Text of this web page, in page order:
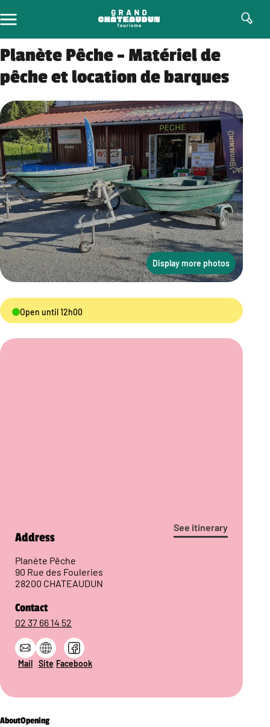
to
content
Planète Pêche – Matériel de
pêche et location de barques
Display more photos
Open until 12h00
See itinerary
Address
Planète Pêche
90 Rue des Fouleries
28200 CHATEAUDUN
Contact
02 37 66 14 52
Mail Site Facebook
AboutOpening